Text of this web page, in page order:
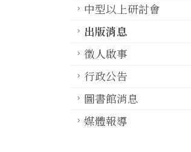
中型以上研討會
出版消息
徵人啟事
行政公告
圖書館消息
媒體報導